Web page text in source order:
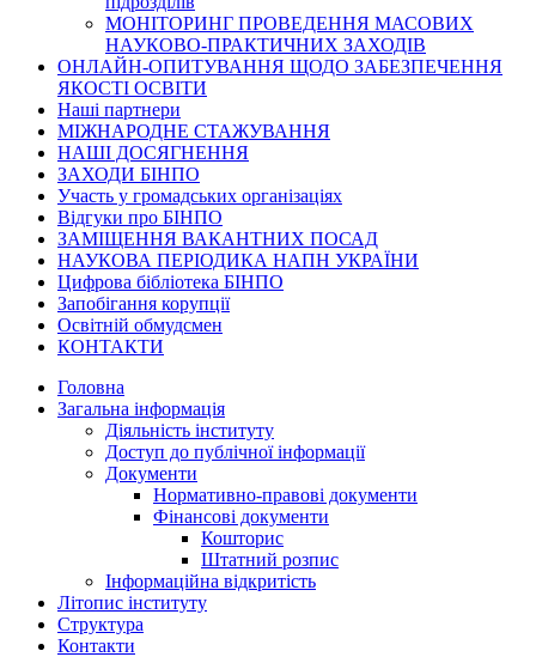
МОНІТОРИНГ ПРОВЕДЕННЯ МАСОВИХ
НАУКОВО-ПРАКТИЧНИХ ЗАХОДІВ
ОНЛАЙН-ОПИТУВАННЯ ЩОДО ЗАБЕЗПЕЧЕННЯ
ЯКОСТІ ОСВІТИ
Наші партнери
МІЖНАРОДНЕ СТАЖУВАННЯ
НАШІ ДОСЯГНЕННЯ
ЗАХОДИ БІНПО
Участь у громадських організаціях
Відгуки про БІНПО
ЗАМІЩЕННЯ ВАКАНТНИХ ПОСАД
НАУКОВА ПЕРІОДИКА НАПН УКРАЇНИ
Цифрова бібліотека БІНПО
Запобігання корупції
Освітній обмудсмен
КОНТАКТИ
Головна
Загальна інформація
Діяльність інституту
Доступ до публічної інформації
Документи
Нормативно-правові документи
Фінансові документи
Кошторис
Штатний розпис
Інформаційна відкритість
Літопис інституту
Структура
Контакти